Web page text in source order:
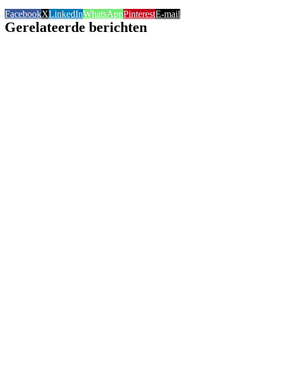
FacebookXLinkedInWhatsAppPinterestE-mail
Gerelateerde berichten